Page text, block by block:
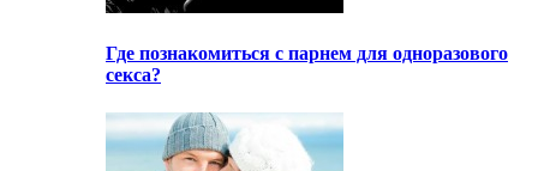
Где познакомиться с парнем для одноразового
секса?